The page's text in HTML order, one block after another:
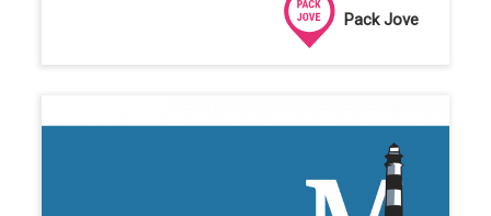
Pack Jove